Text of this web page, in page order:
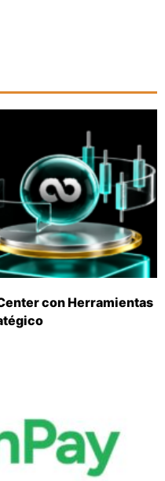
con Herramientas